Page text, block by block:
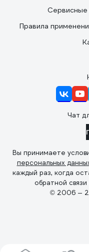
Сервисные
Правила
Чат
Вы принимаете
персональных
каждый раз, когда
обратной
© 2006 —